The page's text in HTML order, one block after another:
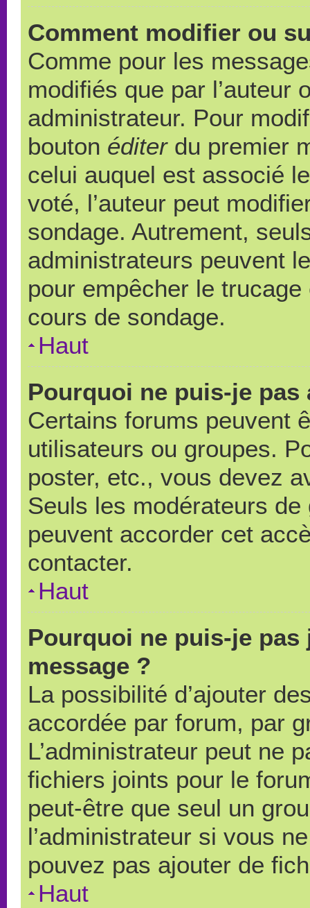
Comment modifier ou
Comme pour les
modifiés que par l’auteur
administrateur. Pour
bouton éditerdu premier
celui auquel est associé
voté, l’auteur peut
sondage. Autrement,
administrateurs peuvent
pour empêcher le
cours de sondage.
Haut
Pourquoi ne puis-je
Certains forums peuvent
utilisateurs ou groupes.
poster, etc., vous devez
Seuls les modérateurs
peuvent accorder cet
contacter.
Haut
Pourquoi ne puis-je
message ?
La possibilité d’ajouter
accordée par forum, par
L’administrateur peut ne
fichiers joints pour le
peut-être que seul un
l’administrateur si vous
pouvez pas ajouter de
Haut